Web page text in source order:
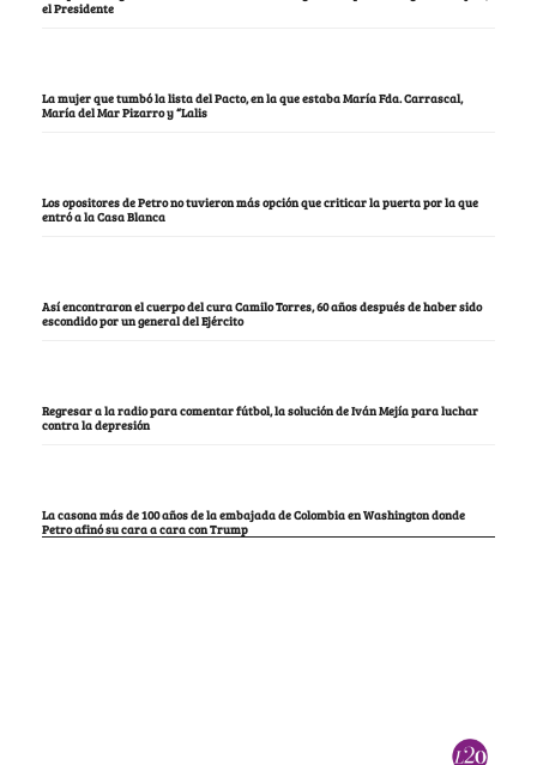
el Presidente
La mujer que tumbó la lista del Pacto, en la que estaba María Fda. Carrascal,
María del Mar Pizarro y “Lalis
Los opositores de Petro no tuvieron más opción que criticar la puerta por la que
entró a la Casa Blanca
Así encontraron el cuerpo del cura Camilo Torres, 60 años después de haber sido
escondido por un general del Ejército
Regresar a la radio para comentar fútbol, la solución de Iván Mejía para luchar
contra la depresión
La casona más de 100 años de la embajada de Colombia en Washington donde
Petro afinó su cara a cara con Trump